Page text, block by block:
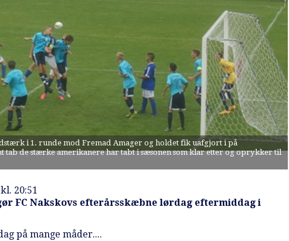
i 1. runde mod Fremad Amager og holdet fik uafgjort i på
tab de stærke amerikanere har tabt i sæsonen som klar etter og oprykker til
kl. 20:51
FC Nakskovs efterårsskæbne lørdag eftermiddag i
på mange måder....